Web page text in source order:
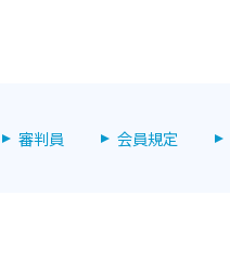
審判員 会員規定